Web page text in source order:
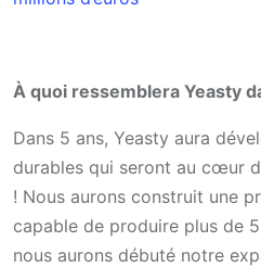
À quoi ressemblera Yeasty
Dans 5 ans, Yeasty aura
durables qui seront au cœur
! Nous aurons construit une
capable de produire plus de
nous aurons débuté notre